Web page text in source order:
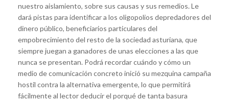
nuestro aislamiento, sobre sus causas y sus remedios. Le
dará pistas para identificar a los oligopolios depredadores del
dinero público, beneficiarios particulares del
empobrecimiento del resto de la sociedad asturiana, que
siempre juegan a ganadores de unas elecciones a las que
nunca se presentan. Podrá recordar cuándo y cómo un
medio de comunicación concreto inició su mezquina campaña
hostil contra la alternativa emergente, lo que permitirá
fácilmente al lector deducir el porqué de tanta basura